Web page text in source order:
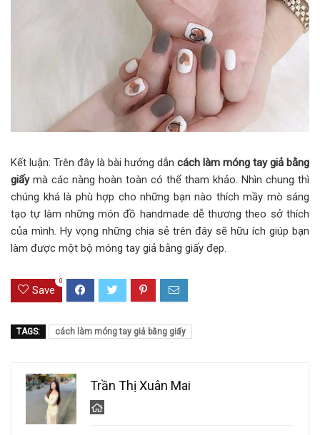
Kết luận: Trên đây là bài hướng dẫn cách làm móng tay giả bằng
giấymà các nàng hoàn toàn có thể tham khảo. Nhìn chung thì
chúng khá là phù hợp cho những bạn nào thích mầy mò sáng
tạo tự làm những món đồ handmade dễ thương theo sở thích
của mình. Hy vọng những chia sẻ trên đây sẽ hữu ích giúp bạn
làm được một bộ móng tay giả bằng giấy đẹp.
Save
0
TAGS: cách làm móng tay giả bằng giấy
Trần Thị Xuân Mai